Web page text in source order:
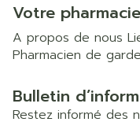
Votre pharmacie
A propos de nous
Pharmacien de garde
Bulletin
Restez informé des